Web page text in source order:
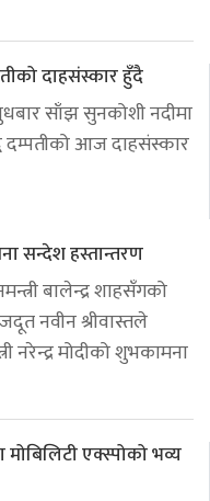
दाहसंस्कार हुँदै
साँझ सुनकोशी नदीमा
दम्पतीको आज दाहसंस्कार
सन्देश हस्तान्तरण
बालेन्द्र शाहसँगको
नवीन श्रीवास्तले
नरेन्द्र मोदीको शुभकामना
एक्स्पोको भव्य